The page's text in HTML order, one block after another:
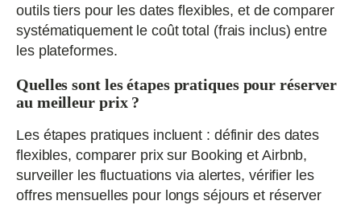
outils tiers pour les dates flexibles, et de comparer
systématiquement le coût total (frais inclus) entre
les plateformes.
Quelles sont les étapes pratiques pour réserver
au meilleur prix ?
Les étapes pratiques incluent : définir des dates
flexibles, comparer prix sur Booking et Airbnb,
surveiller les fluctuations via alertes, vérifier les
offres mensuelles pour longs séjours et réserver